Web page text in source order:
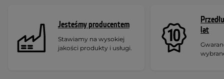
Jesteśmy producentem
Stawiamy na wysokiej
jakości produkty i usługi.
lat